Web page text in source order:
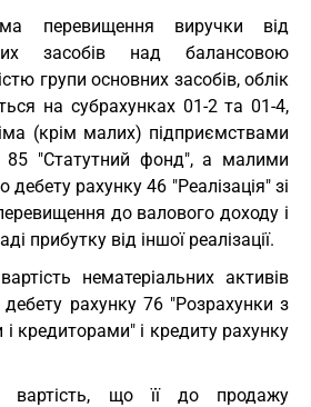
перевищення виручки від
засобів над балансовою
групи основних засобів, облік
на субрахунках 01-2 та 01-4,
(крім малих) підприємствами
85 "Статутний фонд", а малими
рахунку 46 "Реалізація" зі
до валового доходу і
прибутку від іншої реалізації.
нематеріальних активів
рахунку 76 "Розрахунки з
і кредиторами" і кредиту рахунку
вартість, що її до продажу